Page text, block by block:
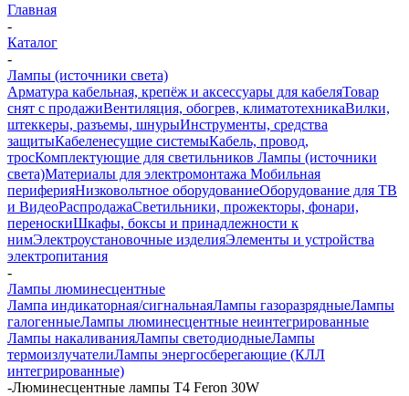
Главная
-
Каталог
-
Лампы (источники света)
Арматура кабельная, крепёж и аксессуары для кабеляТовар
снят с продажиВентиляция, обогрев, климатотехникаВилки,
штеккеры, разъемы, шнурыИнструменты, средства
защитыКабеленесущие системыКабель, провод,
тросКомплектующие для светильников Лампы (источники
света)Материалы для электромонтажа Мобильная
периферияНизковольтное оборудованиеОборудование для ТВ
и ВидеоРаспродажаСветильники, прожекторы, фонари,
переноскиШкафы, боксы и принадлежности к
нимЭлектроустановочные изделияЭлементы и устройства
электропитания
-
Лампы люминесцентные
Лампа индикаторная/сигнальнаяЛампы газоразрядныеЛампы
галогенныеЛампы люминесцентные неинтегрированные
Лампы накаливанияЛампы светодиодныеЛампы
термоизлучателиЛампы энергосберегающие (КЛЛ
интегрированные)
-Люминесцентные лампы T4 Feron 30W